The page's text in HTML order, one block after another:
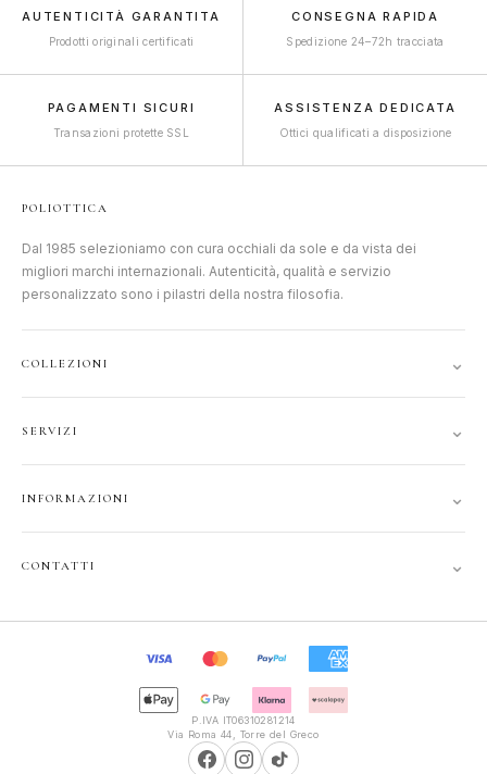
AUTENTICITÀ GARANTITA
Prodotti originali certificati
CONSEGNA RAPIDA
Spedizione 24–72h tracciata
PAGAMENTI SICURI
Transazioni protette SSL
ASSISTENZA DEDICATA
Ottici qualificati a disposizione
POLIOTTICA
Dal 1985 selezioniamo con cura occhiali da sole e da vista dei
migliori marchi internazionali. Autenticità, qualità e servizio
personalizzato sono i pilastri della nostra filosofia.
COLLEZIONI ⌄
JUNIOR
GIFT CARD
SERVIZI ⌄
SPEDIZIONI
RECESSO
INFORMAZIONI ⌄
CONTATTI ⌄
9:30–13:00, 16:00–20:00
P.IVA IT06310281214
Via Roma 44, Torre del Greco